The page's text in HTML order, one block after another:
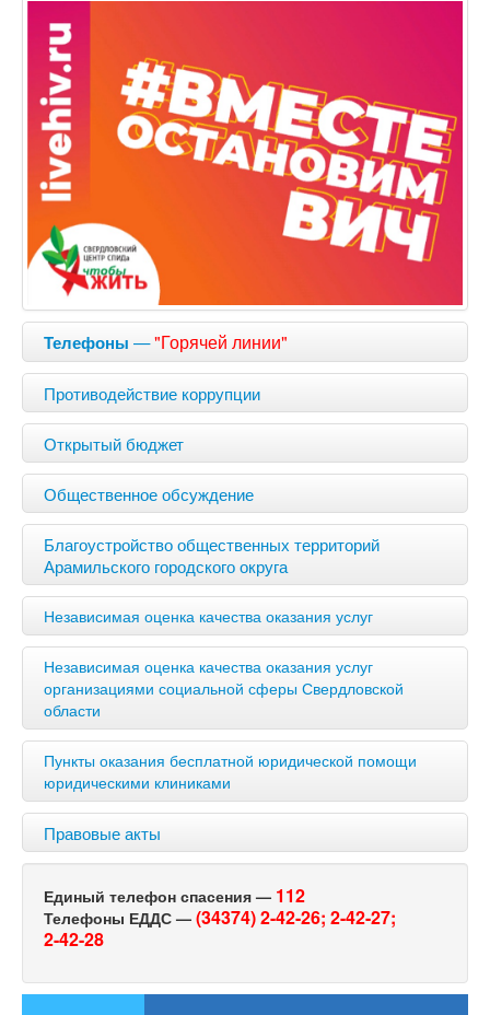
Телефоны —"Горячей линии"
Противодействие коррупции
Открытый бюджет
Общественное обсуждение
Благоустройство общественных территорий
Арамильского городского округа
Независимая оценка качества оказания услуг
Независимая оценка качества оказания услуг
организациями социальной сферы Свердловской
области
Пункты оказания бесплатной юридической помощи
юридическими клиниками
Правовые акты
Единый телефон спасения — 112
Телефоны ЕДДС — (34374) 2-42-26; 2-42-27;
2-42-28